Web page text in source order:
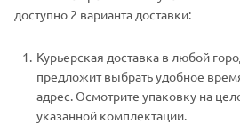
доступно 2 варианта доставки:
Курьерская доставка в любой
предложит выбрать удобное
адрес. Осмотрите упаковку на
указанной комплектации.